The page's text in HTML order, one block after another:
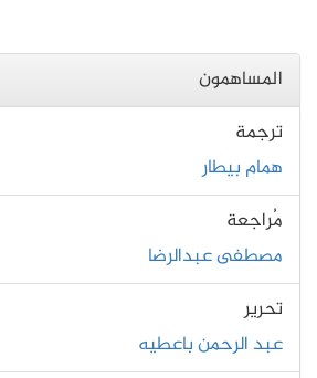
المساهمون
ترجمة
همام بيطار
مُراجعة
مصطفى عبدالرضا
تحرير
عبد الرحمن باعطيه